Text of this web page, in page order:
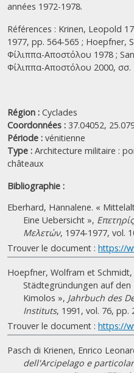
années 1972-1978.
Références : Krinen, Leopold
1977, pp. 564-565 ; Hoepfner,
Φίλιππα-Αποστόλου 1978 ;
Φίλιππα-Αποστόλου 2000, σσ.
Région : Cyclades
Coordonnées : 37.04052,
Période : vénitienne
Type : Architecture militaire :
châteaux
Bibliographie :
Eberhard, Hannalene. «
Eine Uebersicht »,
Μελετών, 1974-1977, vol.
Trouver le document : https://
Hoepfner, Wolfram et
Städtegründungen auf den
Kimolos », Jahrbuch des
Instituts, 1991, vol. 76, pp.
Trouver le document : https://
Pasch di Krienen, Enrico
dell'Arcipelago e